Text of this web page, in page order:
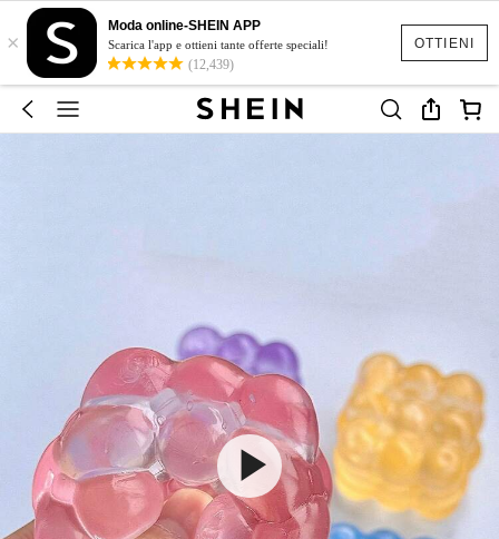
OTTIENI
×
Moda online-SHEIN APP
Scarica l'app e ottieni tante offerte speciali!
(12,439)